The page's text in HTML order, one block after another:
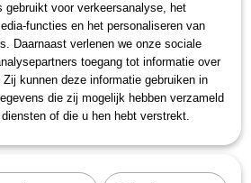
33,6 mm
t): 10,6 mm
gebruikt voor verkeersanalyse, het
functies en het personaliseren van
Daarnaast verlenen we onze sociale
toegang tot informatie over
kunnen deze informatie gebruiken in
die zij mogelijk hebben verzameld
of die u hen hebt verstrekt.